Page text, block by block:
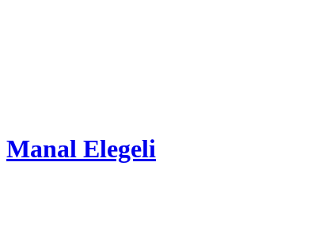
Manal Elegeli